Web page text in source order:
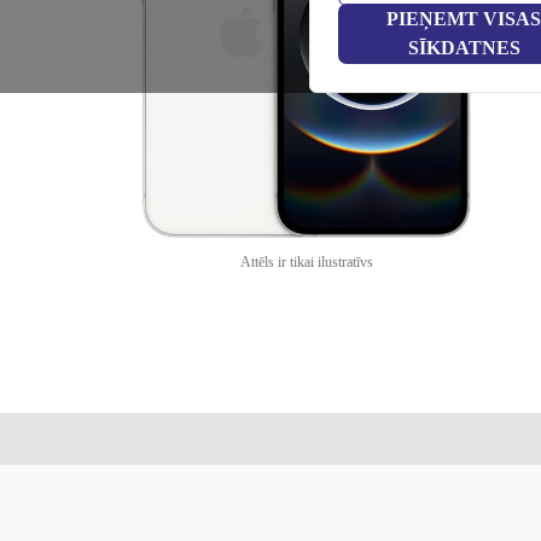
PIEŅEMT VISAS
SĪKDATNES
Attēls ir tikai ilustratīvs